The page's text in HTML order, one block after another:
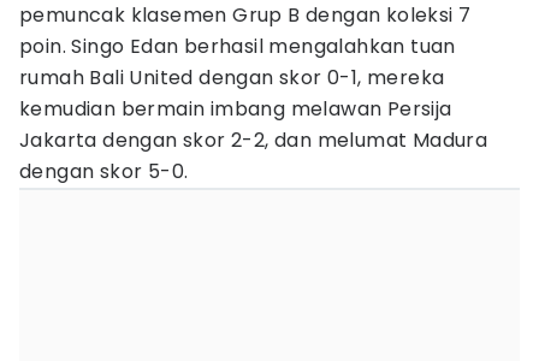
pemuncak klasemen Grup B dengan koleksi 7
poin. Singo Edan berhasil mengalahkan tuan
rumah Bali United dengan skor 0-1, mereka
kemudian bermain imbang melawan Persija
Jakarta dengan skor 2-2, dan melumat Madura
dengan skor 5-0.